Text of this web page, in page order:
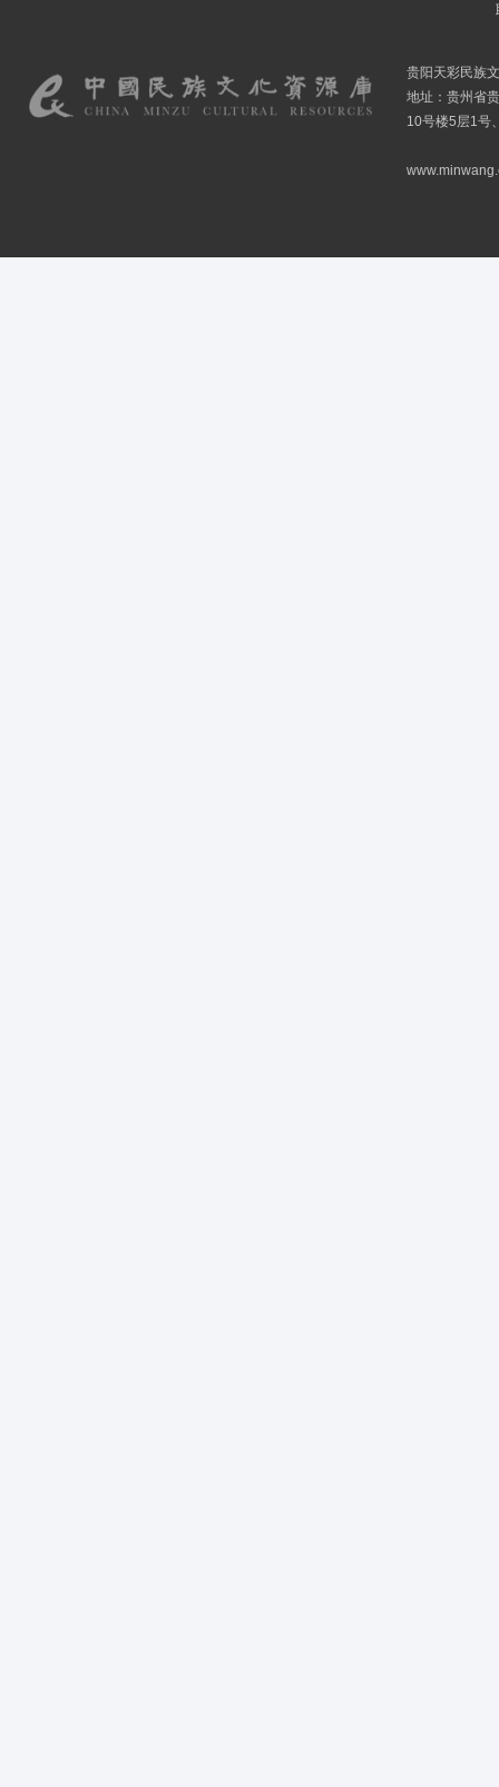
贵阳天彩民族
地址：贵州省
10号楼5层1号